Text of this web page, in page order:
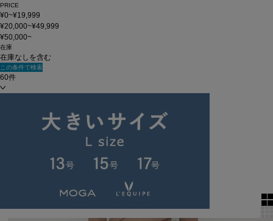
PRICE
¥0~¥19,999
¥20,000~¥49,999
¥50,000~
在庫
在庫なしを含む
この条件で検索
60件